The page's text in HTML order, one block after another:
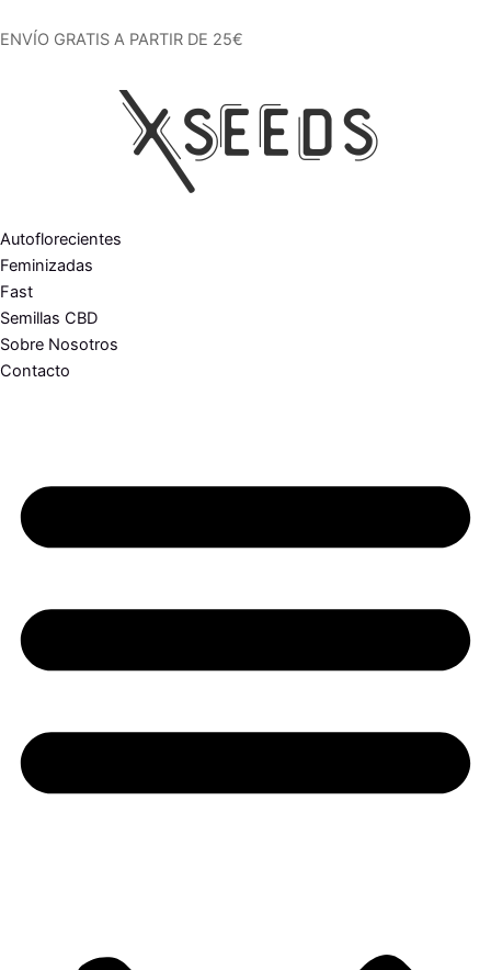
al
ENVÍO GRATIS A PARTIR DE 25€
Autoflorecientes
Feminizadas
Fast
Semillas CBD
Sobre Nosotros
Contacto